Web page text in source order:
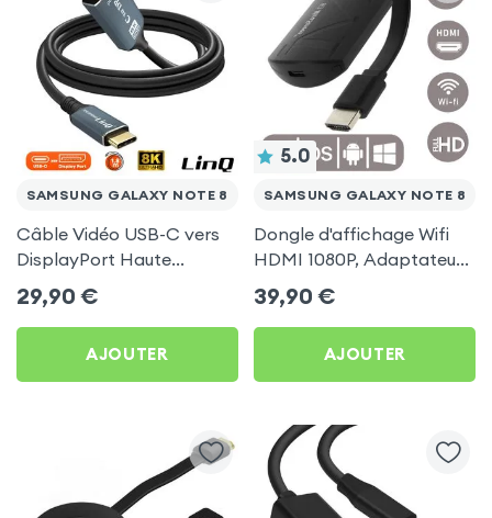
SAMSUNG GALAXY NOTE 8
Câble Vidéo USB-C vers
DisplayPort Haute
Définition 8K 1.8m, LinQ
pour Samsung Galaxy
Note 8
29,90 €
AJOUTER
5.0
SAMSUNG GALAXY NOTE 8
Dongle d'affichage Wifi
HDMI 1080P, Adaptateur
d'affichage Vidéo Sans-fil
TV pour Samsung Galaxy
Note 8
39,90 €
AJOUTER